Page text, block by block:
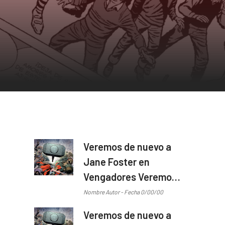
Veremos de nuevo a
Jane Foster en
Vengadores Veremos
de nuevo a Jane
...
Nombre Autor - Fecha 0/00/00
Veremos de nuevo a